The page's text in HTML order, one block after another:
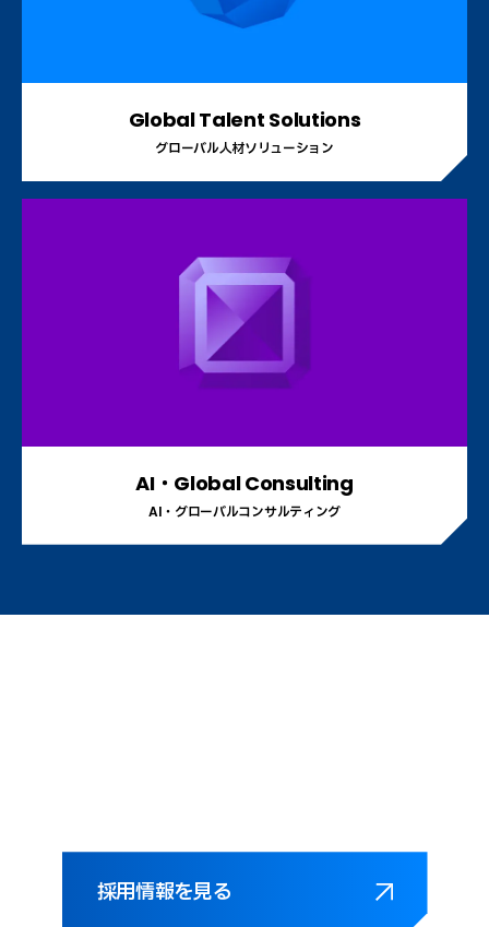
Global Talent Solutions
グローバル人材ソリューション
AI・Global Consulting
AI・グローバルコンサルティング
採用情報を見る